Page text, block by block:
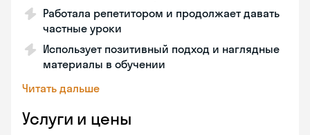
Работала репетитором и продолжает давать
частные уроки
Использует позитивный подход и наглядные
материалы в обучении
Читать дальше
Услуги и цены